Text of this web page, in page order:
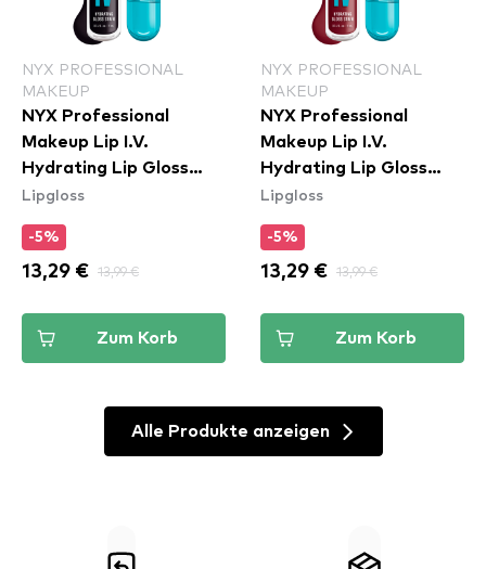
NYX PROFESSIONAL
MAKEUP
NYX Professional
Makeup Lip I.V.
Hydrating Lip Gloss
Stain - 16 Grape Gushin
Lipgloss
-5%
13,29 € 13,99 €
Zum Korb
NYX PROFESSIONAL
MAKEUP
NYX Professional
Makeup Lip I.V.
Hydrating Lip Gloss
Stain - 09 Blush Rush
Lipgloss
-5%
13,29 € 13,99 €
Zum Korb
Alle Produkte anzeigen